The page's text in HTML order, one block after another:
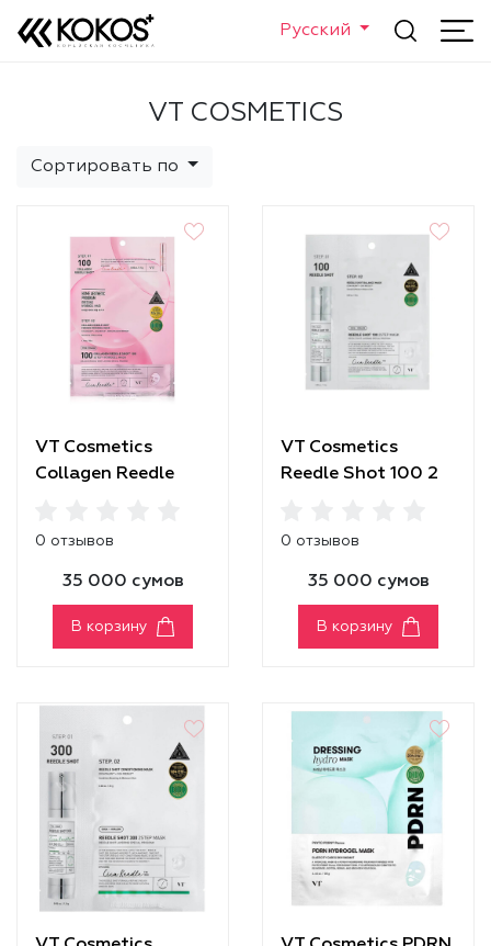
Русский
VT COSMETICS
Сортировать по
VT Cosmetics
Collagen Reedle
0 отзывов
35 000 сумов
В корзину
VT Cosmetics
Reedle Shot 100 2
0 отзывов
35 000 сумов
В корзину